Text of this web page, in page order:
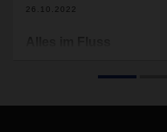
26.10.2022